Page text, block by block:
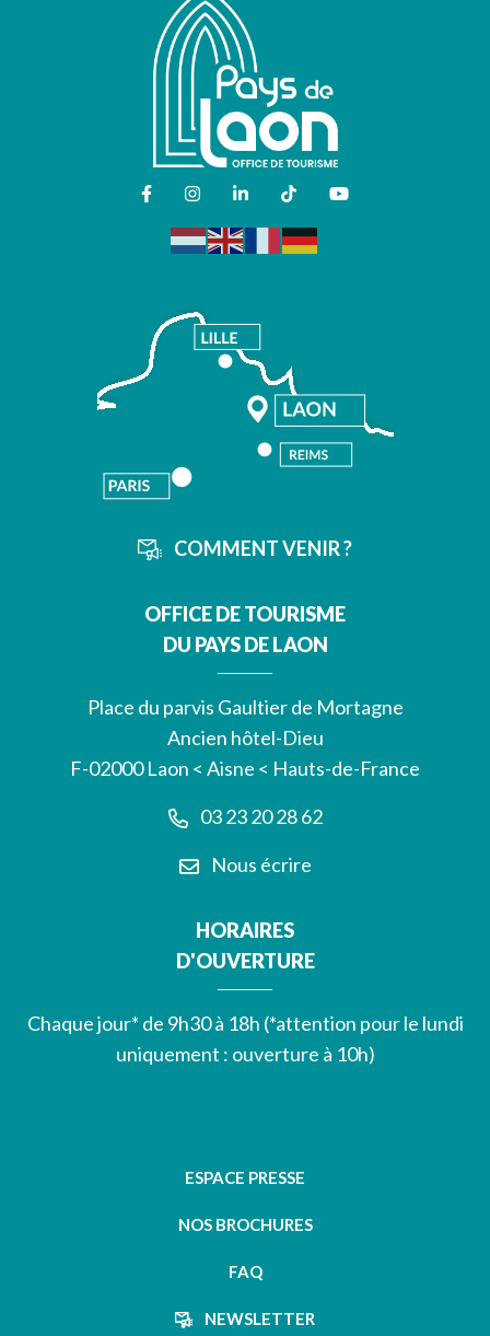
LIEN VERS LE COMPTE FACEBOOK
LIEN VERS LE COMPTE
LIEN VERS LE COMPTE
LIEN VERS LE
LIEN VERS LA
COMMENT VENIR ?
OFFICE DE TOURISME
DU PAYS DE LAON
Place du parvis Gaultier de Mortagne
Ancien hôtel-Dieu
F-02000 Laon < Aisne < Hauts-de-France
03 23 20 28 62
Nous écrire
HORAIRES
D'OUVERTURE
Chaque jour* de 9h30 à 18h (*attention pour le lundi
uniquement : ouverture à 10h)
ESPACE PRESSE
NOS BROCHURES
FAQ
NEWSLETTER